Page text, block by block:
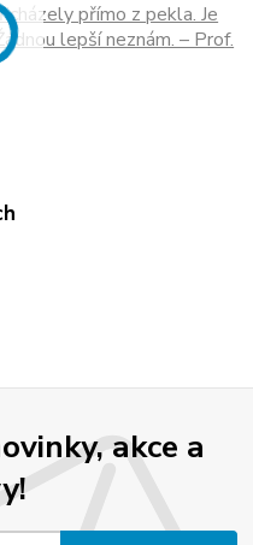
přímo z pekla. Je
lepší neznám. – Prof.
akce a